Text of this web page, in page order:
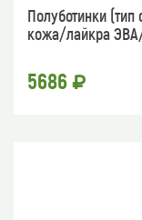
Полуботинки
кожа/лайкра
5686